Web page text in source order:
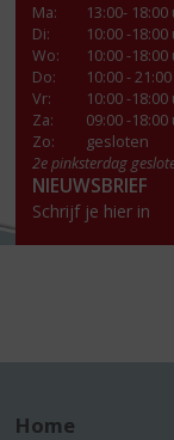
Ma:
13:00-
Di:
10:00 -
Wo:
10:00 -
Do:
10:00 -
Vr:
10:00 -
Za:
09:00 -
Zo:
gesloten
2e pinksterdag
NIEUWSBRIEF
Schrijf je hier in
Home